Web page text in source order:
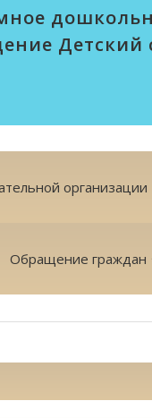
Детский
организации
Обращение граждан